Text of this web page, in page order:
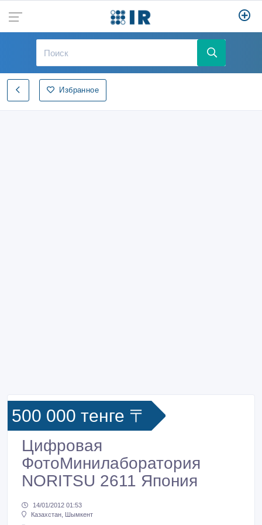
Избранное
500 000 тенге 〒
Цифровая
ФотоМинилаборатория
NORITSU 2611 Япония
14/01/2012 01:53
Казахстан, Шымкент